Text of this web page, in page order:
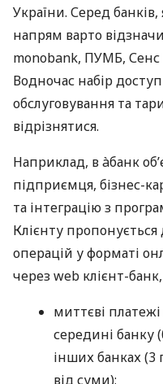
України. Серед
напрям варто
monobank, ПУМБ, Сенс
Водночас набір
обслуговування та
відрізнятися.
Наприклад, в àбанк
підприємця, бізнес-
та інтеграцію з
Клієнту
операцій у форматі
через web клієнт-
миттєві
середині банку
інших банках (3
від суми);